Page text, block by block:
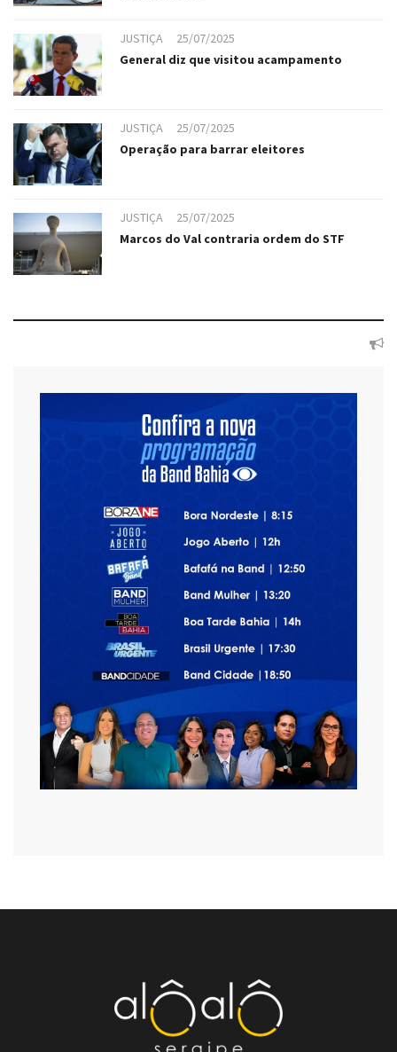
JUSTIÇA
25/07/2025
General diz que visitou acampamento
JUSTIÇA
25/07/2025
Operação para barrar eleitores
JUSTIÇA
25/07/2025
Marcos do Val contraria ordem do STF